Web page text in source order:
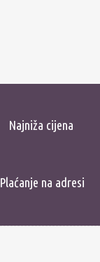
Najniža cijena
Plaćanje na adresi